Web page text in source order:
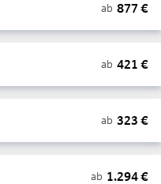
ab 877 €
ab 421 €
ab 323 €
ab 1.294€